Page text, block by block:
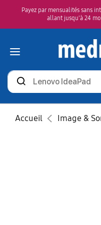
Payez par mensualités sans
allant jusqu'à 24
Rechercher
des
produits
Accueil Image &